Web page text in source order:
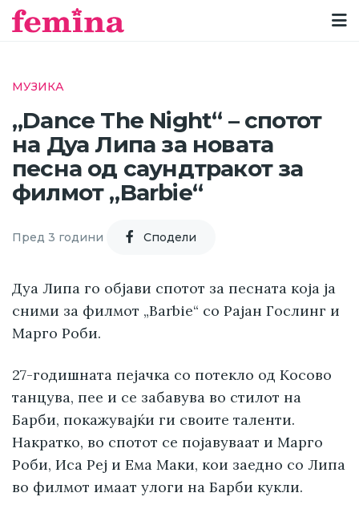
МУЗИКА
„Dance The Night“ – спотот
на Дуа Липа за новата
песна од саундтракот за
филмот „Barbie“
Пред 3 години Cподели
Дуа Липа го објави спотот за песната која ја
сними за филмот „Barbie“ со Рајан Гослинг и
Марго Роби.
27-годишната пејачка со потекло од Косово
танцува, пее и се забавува во стилот на
Барби, покажувајќи ги своите таленти.
Накратко, во спотот се појавуваат и Марго
Роби, Иса Реј и Ема Маки, кои заедно со Липа
во филмот имаат улоги на Барби кукли.